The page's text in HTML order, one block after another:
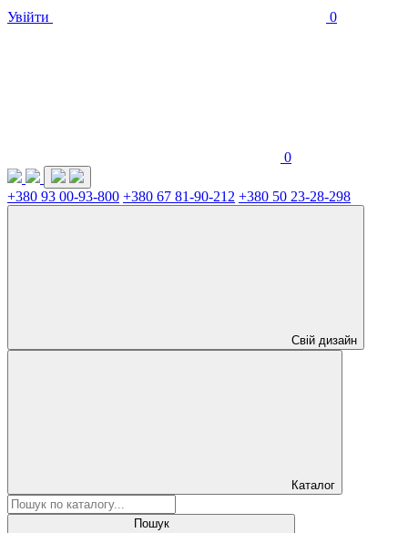
Увійти 0
0
+380 93 00-93-800 +380 67 81-90-212 +380 50 23-28-298
Свій дизайн
Каталог
Пошук